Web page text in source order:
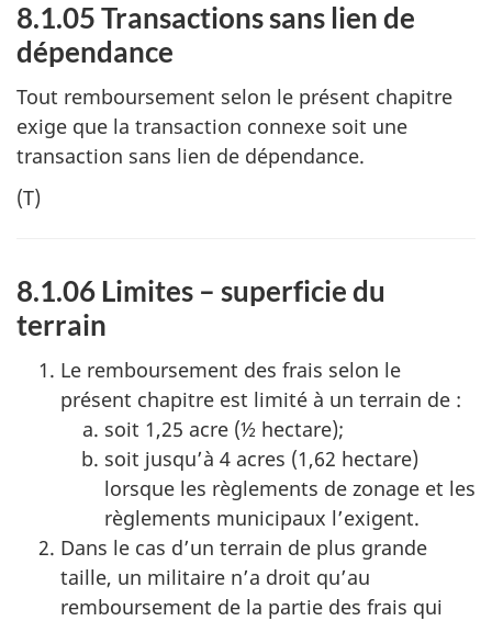
8.1.05 Transactions sans lien de
dépendance
Tout remboursement selon le présent chapitre
exige que la transaction connexe soit une
transaction sans lien de dépendance.
(T)
8.1.06 Limites – superficie du
terrain
Le remboursement des frais selon le
présent chapitre est limité à un terrain de :
soit 1,25 acre (½ hectare);
soit jusqu’à 4 acres (1,62 hectare)
lorsque les règlements de zonage et les
règlements municipaux l’exigent.
Dans le cas d’un terrain de plus grande
taille, un militaire n’a droit qu’au
remboursement de la partie des frais qui